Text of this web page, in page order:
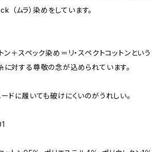
（ムラ）染めをしています。
ン＋スペック染め＝リ・スペクトコットンという
対する尊敬の念が込められています。
ドに履いても破けにくいのがうれしい。